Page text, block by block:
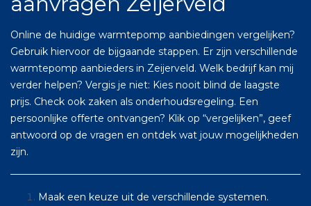
Online de huidige warmtepomp aanbiedingen vergelijken?
Gebruik hiervoor de bijgaande stappen. Er zijn verschillende
warmtepomp aanbieders in Zeijerveld. Welk bedrijf kan mij
verder helpen? Vergis je niet: Kies nooit blind de laagste
prijs. Check ook zaken als onderhoudsregeling. Een
persoonlijke offerte ontvangen? Klik op “vergelijken”, geef
antwoord op de vragen en ontdek wat jouw mogelijkheden
zijn.
Maak een keuze uit de verschillende systemen.